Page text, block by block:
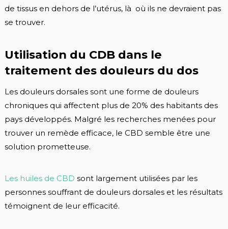
de tissus en dehors de l’utérus, là où ils ne devraient pas
se trouver.
Utilisation du CDB dans le
traitement des douleurs du dos
Les douleurs dorsales sont une forme de douleurs
chroniques qui affectent plus de 20% des habitants des
pays développés. Malgré les recherches menées pour
trouver un remède efficace, le CBD semble être une
solution prometteuse.
Les huiles de CBD sont largement utilisées par les
personnes souffrant de douleurs dorsales et les résultats
témoignent de leur efficacité.